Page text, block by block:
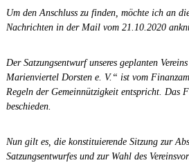
Um den Anschluss zu finden, möchte ich an
Nachrichten in der Mail vom 21.10.2020
Der Satzungsentwurf unseres geplanten
Marienviertel Dorsten e. V.“ ist vom
Regeln der Gemeinnützigkeit entspricht. Das
beschieden.
Nun gilt es, die konstituierende Sitzung zur
Satzungsentwurfes und zur Wahl des